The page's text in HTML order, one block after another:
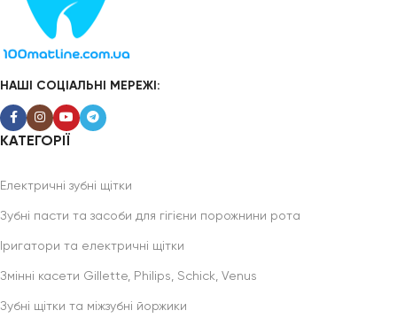
НАШІ СОЦІАЛЬНІ МЕРЕЖІ:
КАТЕГОРІЇ
Електричні зубні щітки
Зубні пасти та засоби для гігієни порожнини рота
Іригатори та електричні щітки
Змінні касети Gillette, Philips, Schick, Venus
Зубні щітки та міжзубні йоржики